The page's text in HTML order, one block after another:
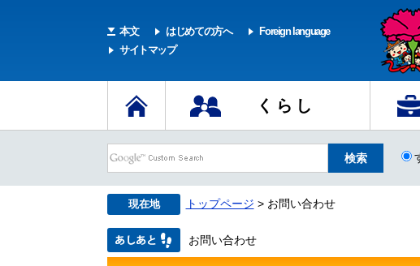
本文 はじめての方へ
Foreign language
サイトマップ
くらし
現在地 トップページ > お問い合わせ
お問い合わせ